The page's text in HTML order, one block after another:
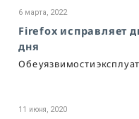
6 марта, 2022
Firefox исправляет
дня
Обе уязвимости
11 июня, 2020